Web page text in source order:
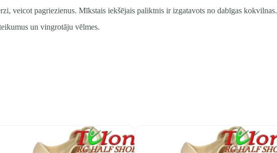
veicot pagriezienus. Mīkstais iekšējais paliktnis ir izgatavots no dabīgas kokvilnas.
un vingrotāju vēlmes.